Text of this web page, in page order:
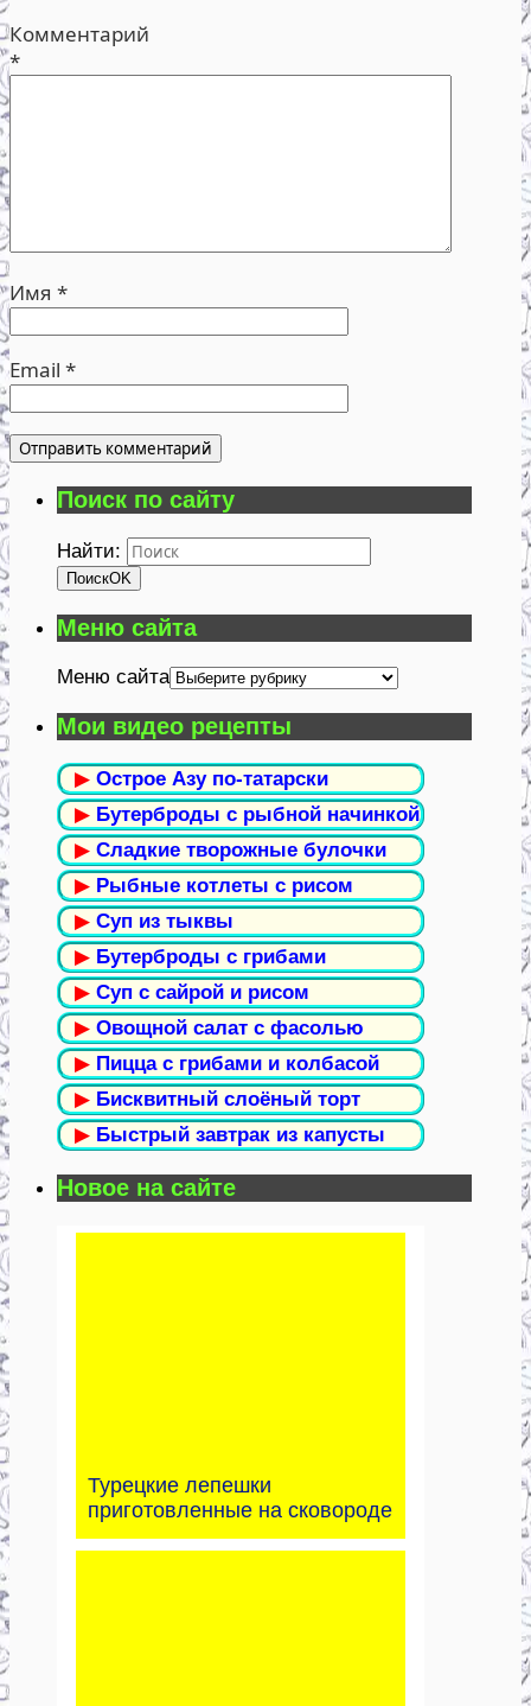
Комментарий
*
Имя *
Email *
Поиск по сайту
Найти:
ПоискOK
Меню сайта
Меню сайта
Мои видео рецепты
▶ Острое Азу по-татарски
▶ Бутерброды с рыбной начинкой
▶ Сладкие творожные булочки
▶ Рыбные котлеты с рисом
▶ Суп из тыквы
▶ Бутерброды с грибами
▶ Суп с сайрой и рисом
▶ Овощной салат с фасолью
▶ Пицца с грибами и колбасой
▶ Бисквитный слоёный торт
▶ Быстрый завтрак из капусты
Новое на сайте
Турецкие лепешки
приготовленные на сковороде